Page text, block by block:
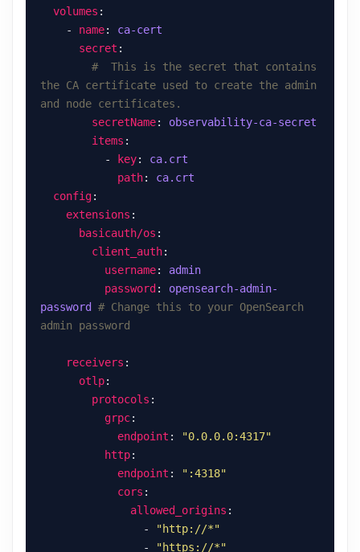
volumes
    -
name: ca-cert
secret
#  This is the secret that contains
the CA certificate used to create the admin
and node certificates.
secretName: observability-ca-secret
items
          -
key: ca.crt
path: ca.crt
config
extensions
basicauth/os
client_auth
username: admin
password: opensearch-admin-
password # Change this to your OpenSearch
admin password
receivers
otlp
protocols
grpc
endpoint :
"0.0.0.0:4317"
http
endpoint :
":4318"
cors
allowed_origins
                -
"http://*"
                -
"https://*"